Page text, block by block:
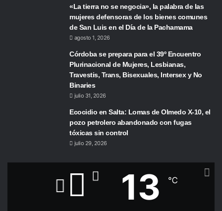
«La tierra no se negocia», la palabra de las
mujeres defensoras de los bienes comunes
de San Luis en el Día de la Pachamama
agosto 1, 2026
Córdoba se prepara para el 39º Encuentro
Plurinacional de Mujeres, Lesbianas,
Travestis, Trans, Bisexuales, Intersex y No
Binaries
julio 31, 2026
Ecocidio en Salta: Lomas de Olmedo X-10, el
pozo petrolero abandonado con fugas
tóxicas sin control
julio 29, 2026
13 ℃